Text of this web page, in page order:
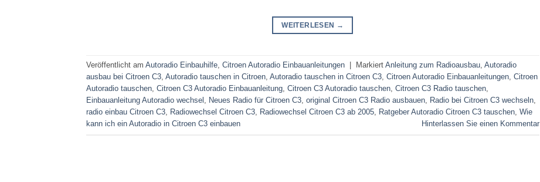
WEITERLESEN →
Veröffentlicht am Autoradio Einbauhilfe, Citroen Autoradio Einbauanleitungen Markiert Anleitung zum Radioausbau, Autoradio
ausbau bei Citroen C3, Autoradio tauschen in Citroen, Autoradio tauschen in Citroen C3, Citroen Autoradio Einbauanleitungen, Citroen
Autoradio tauschen, Citroen C3 Autoradio Einbauanleitung, Citroen C3 Autoradio tauschen, Citroen C3 Radio tauschen,
Einbauanleitung Autoradio wechsel , Neues Radio für Citroen C3, original Citroen C3 Radio ausbauen, Radio bei Citroen C3 wechseln,
radio einbau Citroen C3, Radiowechsel Citroen C3, Radiowechsel Citroen C3 ab 2005, Ratgeber Autoradio Citroen C3 tauschen, Wie
kann ich ein Autoradio in Citroen C3 einbauen
Hinterlassen Sie einen Kommentar